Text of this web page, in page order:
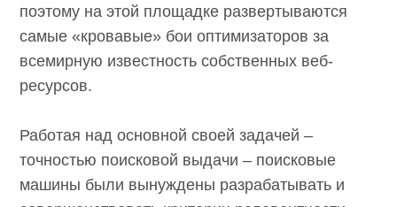
универсальная и наиболее действенная
рекламная площадка. Именно поэтому на
этой площадке развертываются самые
«кровавые» бои оптимизаторов за
ресурсов.
Работая над основной своей задачей –